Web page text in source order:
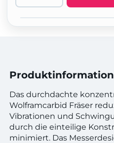
Produktinformation
Das durchdachte
Wolframcarbid Fräser
Vibrationen und
durch die einteilige
minimiert. Das